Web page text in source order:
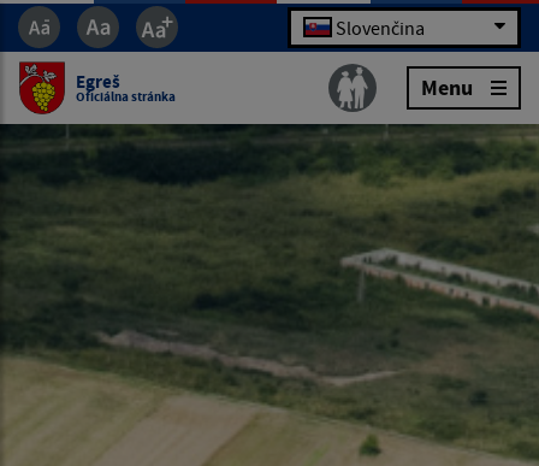
Slovenčina
Egreš
Oficiálna stránka Menu